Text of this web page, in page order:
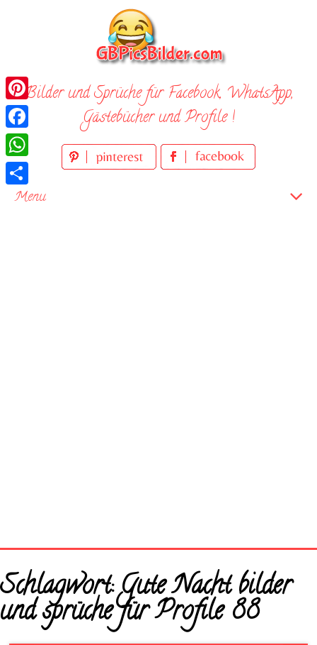
Bilder und Sprüche für Facebook, WhatsApp,
Gästebücher und Profile !
Menu
Startseite
Neue Bilder
Schlagwort:Gute Nacht bilder
und sprüche für Profile 88
Pinterest
Facebook
WhatsApp
Teilen